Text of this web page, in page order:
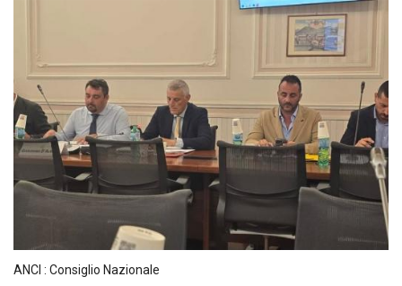
ANCI : Consiglio Nazionale